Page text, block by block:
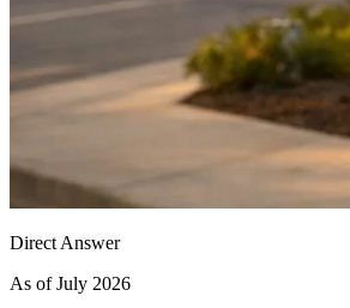
Direct Answer
As of July 2026